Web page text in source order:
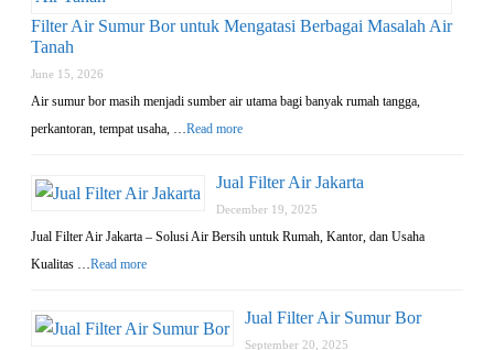
Filter Air Sumur Bor untuk Mengatasi Berbagai Masalah Air
Tanah
June 15, 2026
Air sumur bor masih menjadi sumber air utama bagi banyak rumah tangga,
perkantoran, tempat usaha, …Read more
Jual Filter Air Jakarta
December 19, 2025
Jual Filter Air Jakarta – Solusi Air Bersih untuk Rumah, Kantor, dan Usaha
Kualitas …Read more
Jual Filter Air Sumur Bor
September 20, 2025